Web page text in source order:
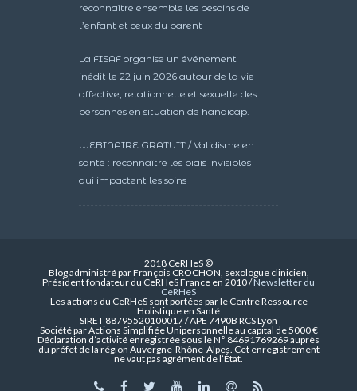
reconnaître ensemble les besoins de
l’enfant et ceux du parent
La FISAF organise un événement
inédit le 22 juin 2026 autour de la vie
affective, relationnelle et sexuelle des
personnes en situation de handicap.
WEBINAIRE GRATUIT / Validisme en
santé : reconnaître les biais invisibles
qui impactent les soins
2018 CeRHeS ©
Blog administré par François CROCHON, sexologue clinicien,
Président fondateur du CeRHeS France en 2010 /Newsletter du
CeRHeS
Les actions du CeRHeS sont portées par le Centre Ressource
Holistique en Santé
SIRET 88795520100017 / APE 7490B RCS Lyon
Société par Actions Simplifiée Unipersonnelle au capital de 5000 €
Déclaration d’activité enregistrée sous le N° 84691769269 auprès
du préfet de la région Auvergne-Rhône-Alpes. Cet enregistrement
ne vaut pas agrément de l’État.